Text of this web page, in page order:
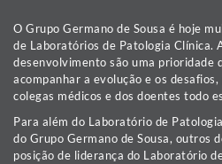
O Grupo Germano de Sousa é hoje
de Laboratórios de Patologia Clínica.
desenvolvimento são uma prioridade
acompanhar a evolução e os desafios,
colegas médicos e dos doentes todo
Para além do Laboratório de
do Grupo Germano de Sousa, outros
posição de liderança do Laboratório